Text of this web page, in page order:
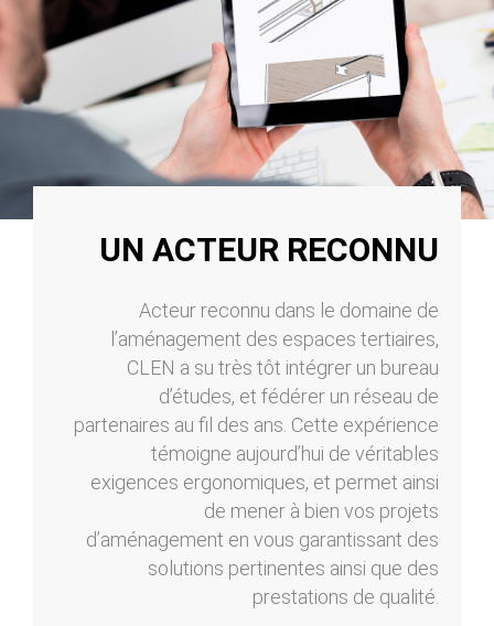
UN ACTEUR RECONNU
Acteur reconnu dans le domaine de
l’aménagement des espaces tertiaires,
CLEN a su très tôt intégrer un bureau
d’études, et fédérer un réseau de
partenaires au fil des ans. Cette expérience
témoigne aujourd’hui de véritables
exigences ergonomiques, et permet ainsi
de mener à bien vos projets
d’aménagement en vous garantissant des
solutions pertinentes ainsi que des
prestations de qualité.